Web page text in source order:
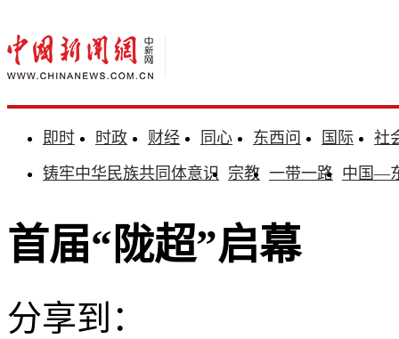
即时 时政 财经 同心 东西问 国际
社
铸牢中华民族共同体意识 宗教 一带一路 中国—
首届“陇超”启幕
分享到：